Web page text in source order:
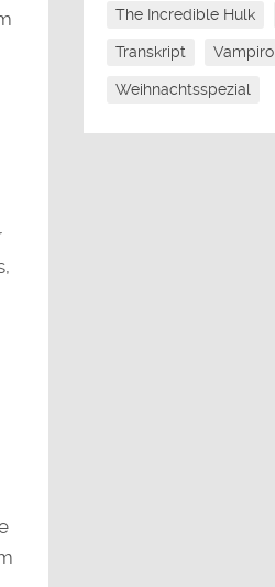
The Incredible Hulk
Transkript Vampiro
Weihnachtsspezial